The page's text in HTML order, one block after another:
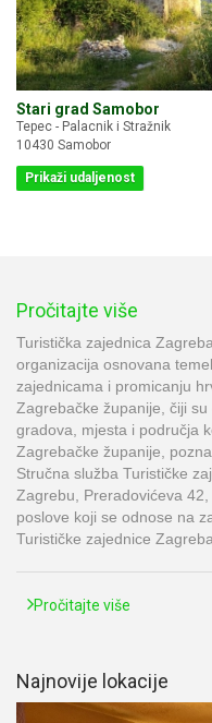
Stari grad Samobor
Tepec - Palacnik i Stražnik
10430 Samobor
Prikaži udaljenost
Pročitajte više
Turistička zajednica
organizacija osnovana
zajednicama i promicanju
Zagrebačke županije, čiji
gradova, mjesta i područja
Zagrebačke županije,
Stručna služba Turističke
Zagrebu, Preradovićeva
poslove koji se odnose na
Turističke zajednice
Pročitajte više
Najnovije lokacije